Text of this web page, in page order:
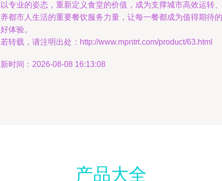
专业的姿态，重新定义食堂的价值，成为支撑城市高效运转、
都市人生活的重要餐饮服务力量，让每一餐都成为值得期待的
体验。
转载，请注明出处：http://www.mpntrt.com/product/63.html
时间：2026-08-08 16:13:08
产品大全